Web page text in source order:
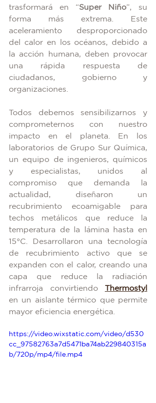
trasformará en “Super Niño”, su
forma más extrema. Este
aceleramiento desproporcionado
del calor en los océanos, debido a
la acción humana, deben provocar
una rápida respuesta de
ciudadanos, gobierno y
organizaciones.
Todos debemos sensibilizarnos y
comprometernos con nuestro
impacto en el planeta. En los
laboratorios de Grupo Sur Química,
un equipo de ingenieros, químicos
y especialistas, unidos al
compromiso que demanda la
actualidad, diseñaron un
recubrimiento ecoamigable para
techos metálicos que reduce la
temperatura de la lámina hasta en
15°C. Desarrollaron una tecnología
de recubrimiento activo que se
expanden con el calor, creando una
capa que reduce la radiación
infrarroja convirtiendo Thermostyl
en un aislante térmico que permite
mayor eficiencia energética.
https://video.wixstatic.com/video/d530
cc_97582763a7d5471ba74ab229840315a
b/720p/mp4/file.mp4